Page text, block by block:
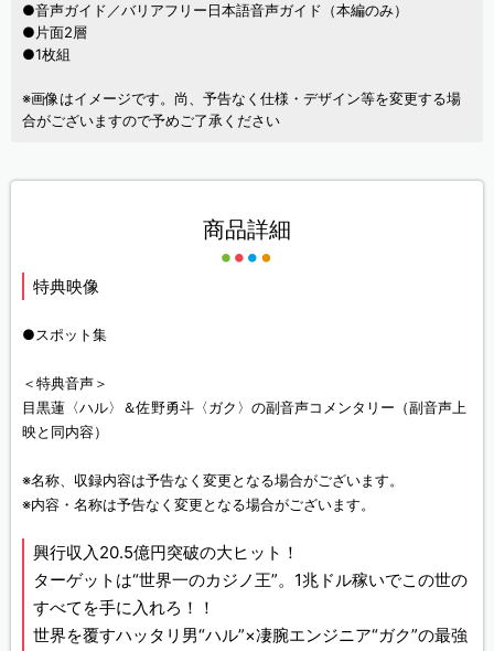
●音声ガイド／バリアフリー日本語音声ガイド（本編のみ）
●片面2層
●1枚組
※画像はイメージです。尚、予告なく仕様・デザイン等を変更する場
合がございますので予めご了承ください
商品詳細
特典映像
●スポット集
＜特典音声＞
目黒蓮〈ハル〉＆佐野勇斗〈ガク〉の副音声コメンタリー（副音声上
映と同内容）
※名称、収録内容は予告なく変更となる場合がございます。
※内容・名称は予告なく変更となる場合がございます。
興行収入20.5億円突破の大ヒット！
ターゲットは“世界一のカジノ王”。1兆ドル稼いでこの世の
すべてを手に入れろ！！
世界を覆すハッタリ男“ハル”×凄腕エンジニア“ガク”の最強